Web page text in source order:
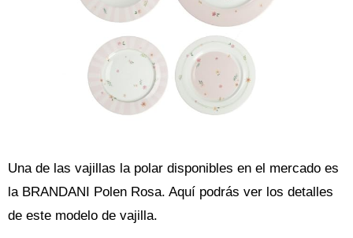
Una de las vajillas la polar disponibles en el mercado es
la BRANDANI Polen Rosa. Aquí podrás ver los detalles
de este modelo de vajilla.